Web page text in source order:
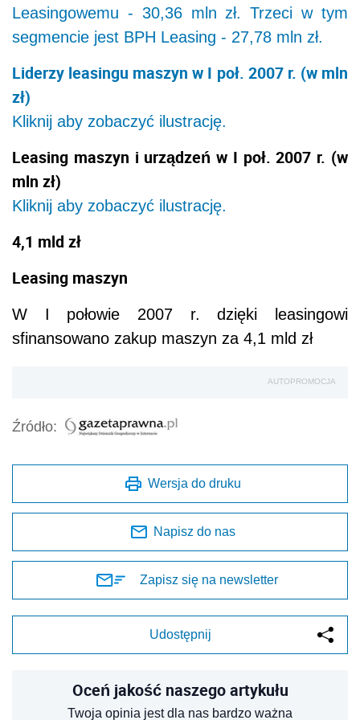
Leasingowemu - 30,36 mln zł. Trzeci w tym
segmencie jest BPH Leasing - 27,78 mln zł.
Liderzy leasingu maszyn w I poł. 2007 r. (w mln
zł)
Kliknij aby zobaczyć ilustrację.
Leasing maszyn i urządzeń w I poł. 2007 r. (w
mln zł)
Kliknij aby zobaczyć ilustrację.
4,1 mld zł
Leasing maszyn
W I połowie 2007 r. dzięki leasingowi
sfinansowano zakup maszyn za 4,1 mld zł
AUTOPROMOCJA
Źródło:
Wersja do druku
Napisz do nas
Zapisz się na newsletter
Udostępnij
Oceń jakość naszego artykułu
Twoja opinia jest dla nas bardzo ważna